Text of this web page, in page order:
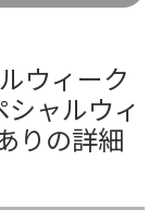
ウィーク
ャルウィ
りの詳細